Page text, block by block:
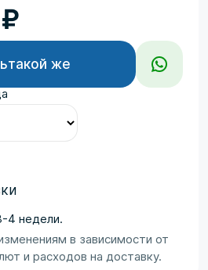
₽
такой же
4 недели.
в зависимости от
и расходов на доставку.